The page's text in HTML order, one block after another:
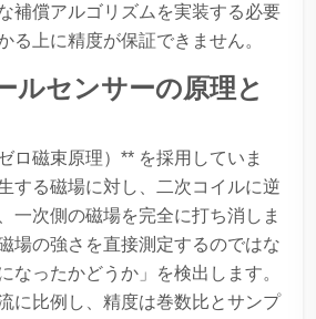
補償アルゴリズムを実装する必要
る上に精度が保証できません。
ルセンサーの原理と
ロ磁束原理）** を採用していま
する磁場に対し、二次コイルに逆
一次側の磁場を完全に打ち消しま
場の強さを直接測定するのではな
なったかどうか」を検出します。
に比例し、精度は巻数比とサンプ